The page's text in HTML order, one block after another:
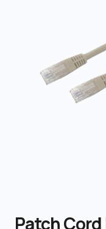
Patch Cord